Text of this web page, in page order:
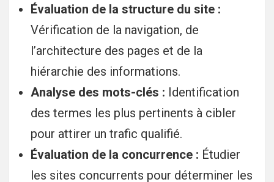
Évaluation de la structure du site :
Vérification de la navigation, de
l’architecture des pages et de la
hiérarchie des informations.
Analyse des mots-clés : Identification
des termes les plus pertinents à cibler
pour attirer un trafic qualifié.
Évaluation de la concurrence : Étudier
les sites concurrents pour déterminer les